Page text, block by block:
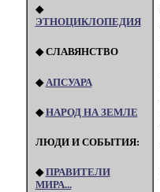
◆
ЭТНОЦИКЛОПЕДИЯ
◆ СЛАВЯНСТВО
◆ АПСУАРА
◆НАРОД НА ЗЕМЛЕ
ЛЮДИ И СОБЫТИЯ:
◆ПРАВИТЕЛИ
МИРА...